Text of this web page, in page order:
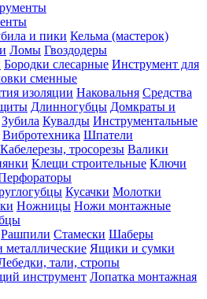
и пики Кельма (мастерок)
Ломы Гвоздодеры
Бородки слесарные Инструмент для
сменные
изоляции Наковальня Средства
Длинногубцы Домкраты и
Зубила Кувалды Инструментальные
Вибротехника Шпатели
Кабелерезы, тросорезы Валики
Клещи строительные Ключи
Кусачки Молотки
Ножницы Ножи монтажные
Рашпили Стамески Шаберы
Ящики и сумки
тали, стропы
инструмент Лопатка монтажная